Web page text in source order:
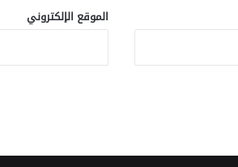
الموقع الإلكتروني